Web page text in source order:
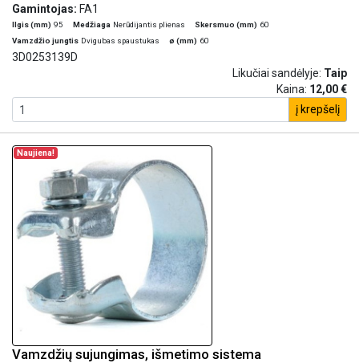
Gamintojas: FA1
Ilgis (mm) 95 Medžiaga Nerūdijantis plienas Skersmuo (mm) 60
Vamzdžio jungtis Dvigubas spaustukas ø (mm) 60
3D0253139D
Likučiai sandėlyje: Taip
Kaina: 12,00 €
į krepšelį
Naujiena!
Vamzdžių sujungimas, išmetimo sistema